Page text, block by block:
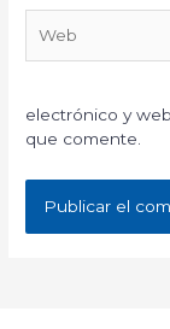
electrónico y
que comente.